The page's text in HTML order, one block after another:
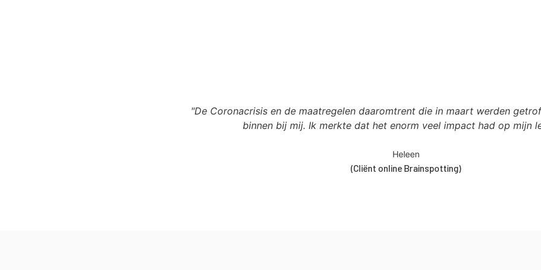
"De Coronacrisis en de maatregelen daaromtrent die in maart werden
binnen bij mij. Ik merkte dat het enorm veel impact had op mijn
Heleen
(Cliënt online Brainspotting)